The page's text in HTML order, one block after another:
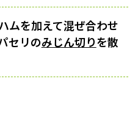
ムを加えて混ぜ合わせ
セリのみじん切りを散